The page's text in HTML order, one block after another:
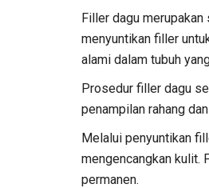
Filler dagu
menyuntikan filler
alami dalam tubuh
Prosedur filler dagu
penampilan rahang
Melalui penyuntikan
mengencangkan kulit.
permanen.